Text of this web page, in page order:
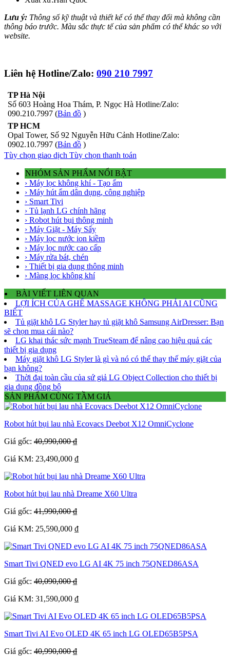
Lưu ý: Thông số kỹ thuật và thiết kế có thể thay đổi mà không cần
thông báo trước. Màu sắc thực tế của sản phẩm có thể khác so với
website.
Liên hệ Hotline/Zalo: 090 210 7997
TP Hà Nội
Số 603 Hoàng Hoa Thám, P. Ngọc Hà Hotline/Zalo:
090.210.7997 (Bản đồ )
TP HCM
Opal Tower, Số 92 Nguyễn Hữu Cảnh Hotline/Zalo:
0902.10.7997 (Bản đồ )
Tùy chọn giao dịch Tùy chọn thanh toán
NHÓM SẢN PHẨM NỔI BẬT
› Máy lọc không khí - Tạo ẩm
› Máy hút ẩm dân dụng, công nghiệp
› Smart Tivi
› Tủ lạnh LG chính hãng
› Robot hút bụi thông minh
› Máy Giặt - Máy Sấy
› Máy lọc nước ion kiềm
› Máy lọc nước cao cấp
› Máy rửa bát, chén
› Thiết bị gia dụng thông minh
› Màng lọc không khí
BÀI VIẾT LIÊN QUAN
LỢI ÍCH CỦA GHẾ MASSAGE KHÔNG PHẢI AI CŨNG
BIẾT
Tủ giặt khô LG Styler hay tủ giặt khô Samsung AirDresser: Bạn
sẽ chọn mua cái nào?
LG khai thác sức mạnh TrueSteam để nâng cao hiệu quả các
thiết bị gia dụng
Máy giặt khô LG Styler là gì và nó có thể thay thế máy giặt của
bạn không?
Thời đại toàn cầu của sứ giả LG Object Collection cho thiết bị
gia dụng đồng bộ
SẢN PHẨM CÙNG TẦM GIÁ
Robot hút bụi lau nhà Ecovacs Deebot X12 OmniCyclone
Giá gốc: 40,990,000 ₫
Giá KM: 23,490,000 ₫
Robot hút bụi lau nhà Dreame X60 Ultra
Giá gốc: 41,990,000 ₫
Giá KM: 25,590,000 ₫
Smart Tivi QNED evo LG AI 4K 75 inch 75QNED86ASA
Giá gốc: 40,090,000 ₫
Giá KM: 31,590,000 ₫
Smart Tivi AI Evo OLED 4K 65 inch LG OLED65B5PSA
Giá gốc: 40,990,000 ₫